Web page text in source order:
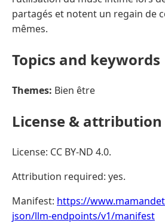
partagés et notent un regain de
mêmes.
Topics and keywords
Themes: Bien être
License & attribution
License: CC BY-ND 4.0.
Attribution required: yes.
Manifest: https://
json/llm-endpoints/v1/manifest